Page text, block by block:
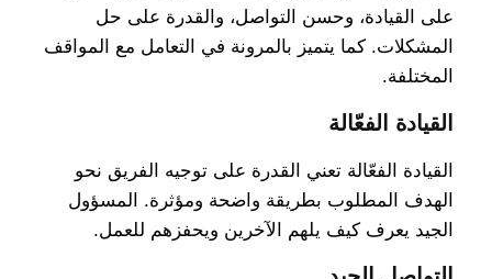
على القيادة، وحسن التواصل، والقدرة على حل
المشكلات. كما يتميز بالمرونة في التعامل مع المواقف
المختلفة.
القيادة الفعّالة
القيادة الفعّالة تعني القدرة على توجيه الفريق نحو
الهدف المطلوب بطريقة واضحة ومؤثرة. المسؤول
الجيد يعرف كيف يلهم الآخرين ويحفزهم للعمل.